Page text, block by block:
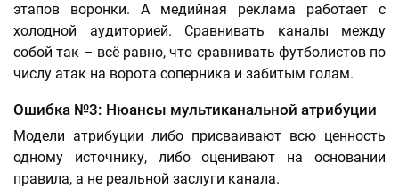
этапов воронки. А медийная реклама работает с
холодной аудиторией. Сравнивать каналы между
собой так – всё равно, что сравнивать футболистов по
числу атак на ворота соперника и забитым голам.
Ошибка №3: Нюансы мультиканальной атрибуции
Модели атрибуции либо присваивают всю ценность
одному источнику, либо оценивают на основании
правила, а не реальной заслуги канала.